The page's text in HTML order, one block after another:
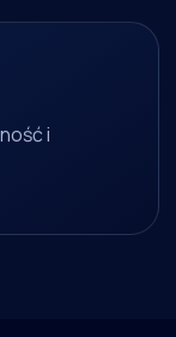
i